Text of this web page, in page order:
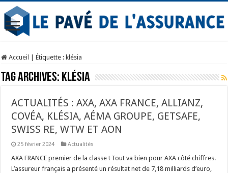
Accueil Étiquette : klésia
Tag Archives: klésia
ACTUALITÉS : AXA, AXA FRANCE, ALLIANZ,
COVÉA, KLÉSIA, AÉMA GROUPE, GETSAFE,
SWISS RE, WTW ET AON
25 février 2024 Actualités
AXA FRANCE premier de la classe ! Tout va bien pour AXA côté chiffres.
L’assureur français a présenté un résultat net de 7,18 milliards d’euro,